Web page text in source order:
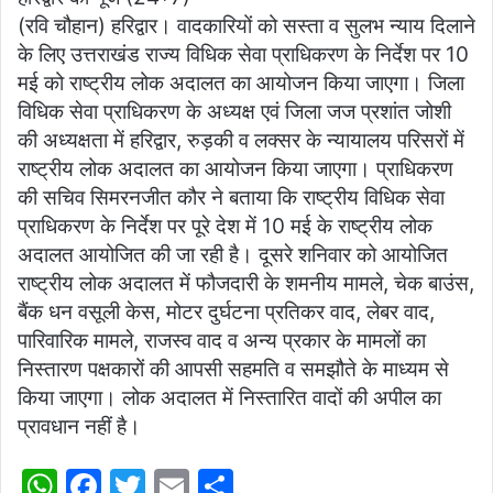
at
s
A
p
p
c
e
b
o
o
k
itt
er
ai
l
ar
e
(रवि चौहान) हरिद्वार। वादकारियों को सस्ता व सुलभ न्याय दिलाने
के लिए उत्तराखंड राज्य विधिक सेवा प्राधिकरण के निर्देश पर 10
मई को राष्ट्रीय लोक अदालत का आयोजन किया जाएगा। जिला
विधिक सेवा प्राधिकरण के अध्यक्ष एवं जिला जज प्रशांत जोशी
की अध्यक्षता में हरिद्वार, रुड़की व लक्सर के न्यायालय परिसरों में
राष्ट्रीय लोक अदालत का आयोजन किया जाएगा। प्राधिकरण
की सचिव सिमरनजीत कौर ने बताया कि राष्ट्रीय विधिक सेवा
प्राधिकरण के निर्देश पर पूरे देश में 10 मई के राष्ट्रीय लोक
अदालत आयोजित की जा रही है। दूसरे शनिवार को आयोजित
राष्ट्रीय लोक अदालत में फौजदारी के शमनीय मामले, चेक बाउंस,
बैंक धन वसूली केस, मोटर दुर्घटना प्रतिकर वाद, लेबर वाद,
पारिवारिक मामले, राजस्व वाद व अन्य प्रकार के मामलों का
निस्तारण पक्षकारों की आपसी सहमति व समझौते के माध्यम से
किया जाएगा। लोक अदालत में निस्तारित वादों की अपील का
प्रावधान नहीं है।